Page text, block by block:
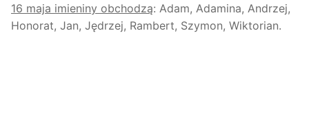
16 maja imieniny obchodzą: Adam, Adamina, Andrzej,
Honorat, Jan, Jędrzej, Rambert, Szymon, Wiktorian.